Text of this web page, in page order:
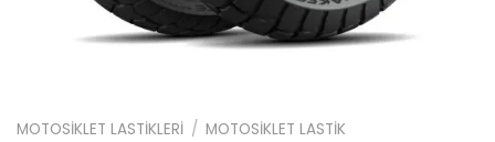
MOTOSIKLET LASTIKLERI / MOTOSIKLET LASTIK